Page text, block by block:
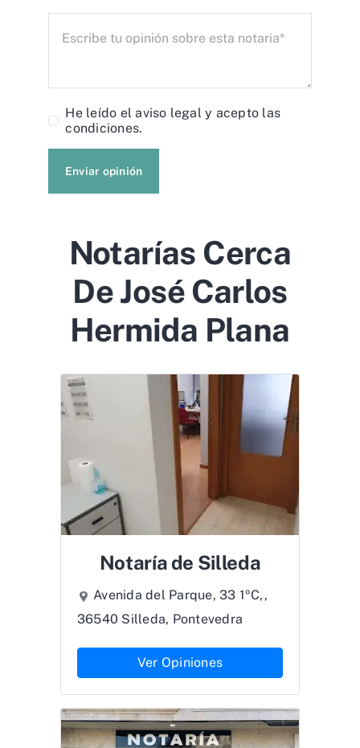
He leído elaviso legal y acepto las
condiciones.
Enviar opinión
Notarías Cerca
De José Carlos
Hermida Plana
Notaría de Silleda
Avenida del Parque, 33 1ºC,,
36540 Silleda, Pontevedra
Ver Opiniones